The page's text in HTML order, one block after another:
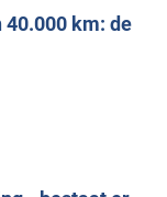
40.000 km: de